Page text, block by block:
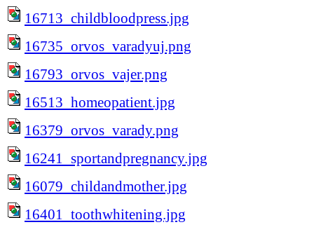
16713_childbloodpress.jpg
16735_orvos_varadyuj.png
16793_orvos_vajer.png
16513_homeopatient.jpg
16379_orvos_varady.png
16241_sportandpregnancy.jpg
16079_childandmother.jpg
16401_toothwhitening.jpg